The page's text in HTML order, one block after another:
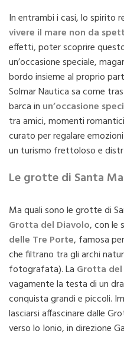
In entrambi i casi, lo spirito
vivere il mare non da
effetti, poter scoprire
un’occasione speciale,
bordo insieme al proprio
Solmar Nautica sa come
barca in un’occasione
tra amici, momenti
curato per regalare
un turismo frettoloso e
Le grotte di Santa
Ma quali sono le grotte di
Grotta del Diavolo, con le
delle Tre Porte, famosa
che filtrano tra gli archi
fotografata). La Grotta
vagamente la testa di un
conquista grandi e piccoli.
lasciarsi affascinare dalle
verso lo Ionio, in direzione